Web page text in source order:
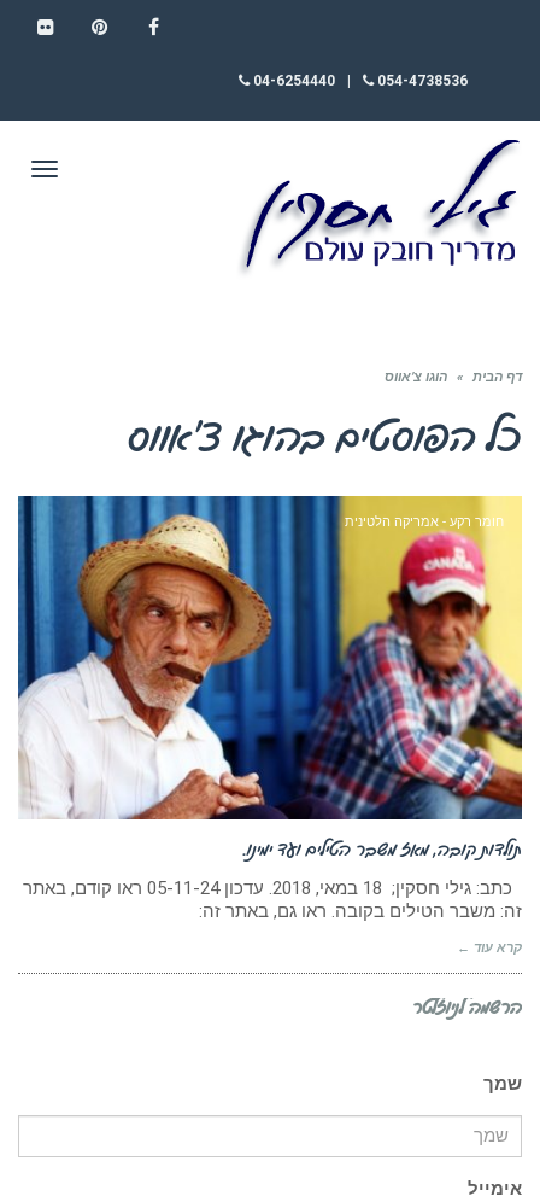
054-4738536
04-6254440
דף הבית » הוגו צ’אווס
כל הפוסטים בהוגו צ’אווס
חומר רקע - אמריקה הלטינית
תולדות קובה, מאז משבר הטילים ועד ימינו.
כתב: גילי חסקין; 18 במאי, 2018. עדכון 05-11-24 ראו קודם, באתר
זה: משבר הטילים בקובה. ראו גם, באתר זה:
קרא עוד ←
הרשמה לניוזלטר
שמך
אימייל